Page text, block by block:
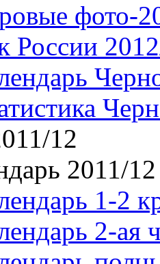
фото-
России
12
2011/12
1-2
2-ая